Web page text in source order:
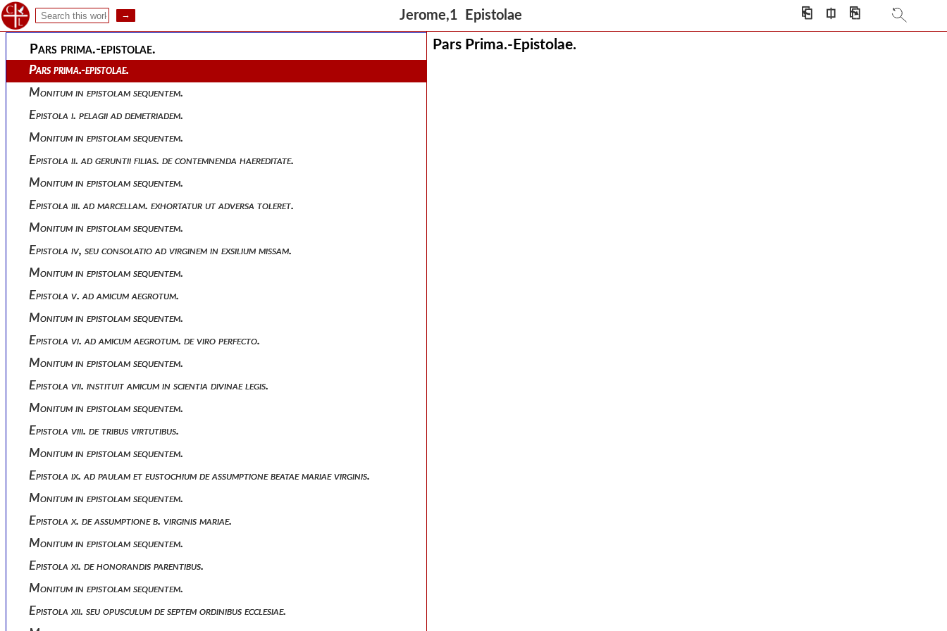
Jerome,1 Epistolae ⎗ ⎅ ⎘
S. eusebii hieronymi, stridonensis presbyteri, operum mantissa continens scripta supposititia.
Pars prima.-epistolae.
Pars prima.-epistolae.
Monitum in epistolam sequentem.
Epistola i. pelagii ad demetriadem.
Monitum in epistolam sequentem.
Epistola ii. ad geruntii filias. de contemnenda haereditate.
Monitum in epistolam sequentem.
Epistola iii. ad marcellam. exhortatur ut adversa toleret.
Monitum in epistolam sequentem.
Epistola iv, seu consolatio ad virginem in exsilium missam.
Monitum in epistolam sequentem.
Epistola v. ad amicum aegrotum.
Monitum in epistolam sequentem.
Epistola vi. ad amicum aegrotum. de viro perfecto.
Monitum in epistolam sequentem.
Epistola vii. instituit amicum in scientia divinae legis.
Monitum in epistolam sequentem.
Epistola viii. de tribus virtutibus.
Monitum in epistolam sequentem.
Epistola ix. ad paulam et eustochium de assumptione beatae mariae virginis.
Monitum in epistolam sequentem.
Epistola x. de assumptione b. virginis mariae.
Monitum in epistolam sequentem.
Epistola xi. de honorandis parentibus.
Monitum in epistolam sequentem.
Epistola xii. seu opusculum de septem ordinibus ecclesiae.
Pars Prima.-Epistolae.